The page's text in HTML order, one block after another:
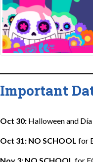
Important
Oct 30: Halloween and
Oct 31: NO SCHOOL for